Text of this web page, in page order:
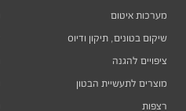
מערכות איטום
שיקום בטונים, תיקון ודיוס
ציפויים להגנה
מוצרים לתעשיית הבטון
רצפות